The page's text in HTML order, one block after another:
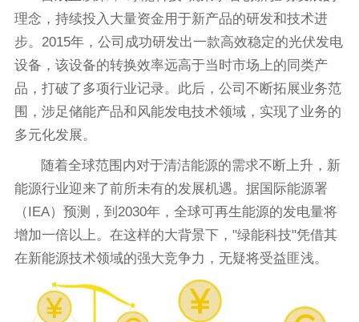
理念，持续投入大量资金用于新产品的研发和技术进
步。2015年，公司成功研发出一款高效稳定的光伏发电
设备，该设备的转换效率远高于当时市场上的同类产
品，打破了多项行业记录。此后，公司不断拓展业务范
围，涉足储能产品和风能发电技术领域，实现了业务的
多元化发展。
随着全球范围内对于清洁能源的需求不断上升，新
能源行业迎来了前所未有的发展机遇。据国际能源署
（IEA）预测，到2030年，全球可再生能源的发电量将
增加一倍以上。在这样的大背景下，"绿能科技"凭借其
在新能源技术领域的强大竞争力，无疑将受益匪浅。